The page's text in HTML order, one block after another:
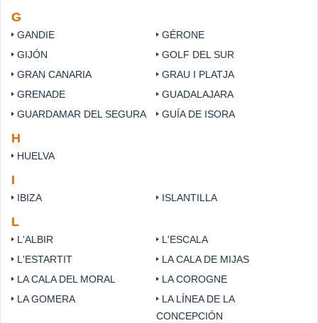
G
GANDIE
GÉRONE
GIJÓN
GOLF DEL SUR
GRAN CANARIA
GRAU I PLATJA
GRENADE
GUADALAJARA
GUARDAMAR DEL SEGURA
GUÍA DE ISORA
H
HUELVA
I
IBIZA ISLANTILLA
L
L'ALBIR
L'ESCALA
L'ESTARTIT
LA CALA DE MIJAS
LA CALA DEL MORAL
LA COROGNE
LA GOMERA
LA LÍNEA DE LA
CONCEPCIÓN